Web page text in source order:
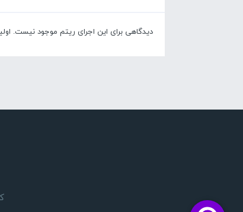
دیدگاهی برای این اجرای ریتم موجود نیست.
کپی